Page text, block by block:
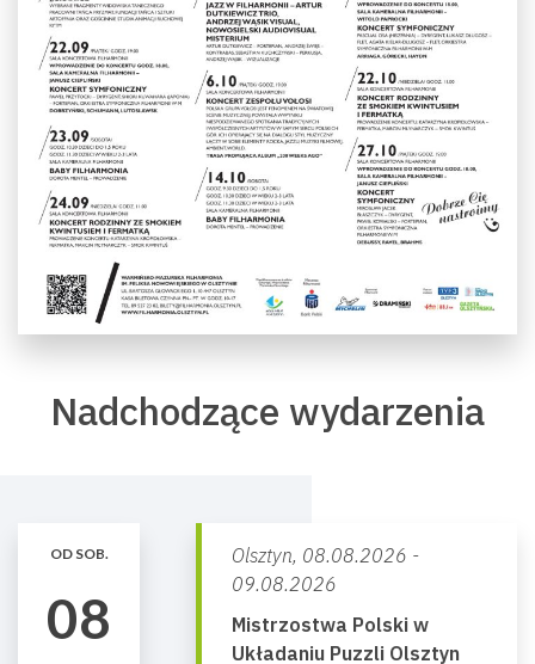
Nadchodzące wydarzenia
OD SOB.
08
Olsztyn, 08.08.2026 -
09.08.2026
Mistrzostwa Polski w
Układaniu Puzzli Olsztyn